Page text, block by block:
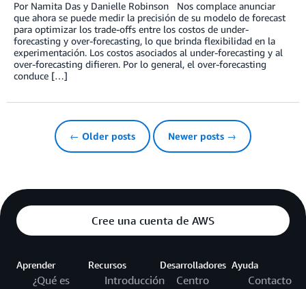
Por Namita Das y Danielle Robinson Nos complace anunciar
que ahora se puede medir la precisión de su modelo de forecast
para optimizar los trade-offs entre los costos de under-
forecasting y over-forecasting, lo que brinda flexibilidad en la
experimentación. Los costos asociados al under-forecasting y al
over-forecasting difieren. Por lo general, el over-forecasting
conduce […]
← Older posts Newer posts →
Cree una cuenta de AWS
Aprender
¿Qué es
Recursos
Introducción
Desarrolladores
Centro
Ayuda
Contacto